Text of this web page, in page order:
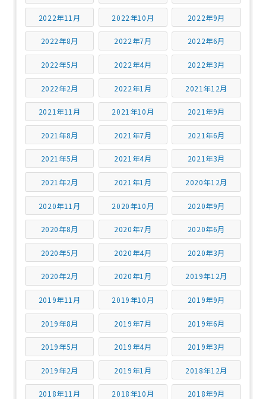
2022年11月 2022年10月 2022年9月
2022年8月 2022年7月 2022年6月
2022年5月 2022年4月 2022年3月
2022年2月 2022年1月 2021年12月
2021年11月 2021年10月 2021年9月
2021年8月 2021年7月 2021年6月
2021年5月 2021年4月 2021年3月
2021年2月 2021年1月 2020年12月
2020年11月 2020年10月 2020年9月
2020年8月 2020年7月 2020年6月
2020年5月 2020年4月 2020年3月
2020年2月 2020年1月 2019年12月
2019年11月 2019年10月 2019年9月
2019年8月 2019年7月 2019年6月
2019年5月 2019年4月 2019年3月
2019年2月 2019年1月 2018年12月
2018年11月 2018年10月 2018年9月